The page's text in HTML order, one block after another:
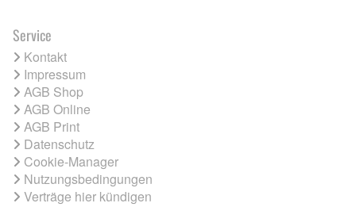
Service
Kontakt
Impressum
AGB Shop
AGB Online
AGB Print
Datenschutz
Cookie-Manager
Nutzungsbedingungen
Verträge hier kündigen